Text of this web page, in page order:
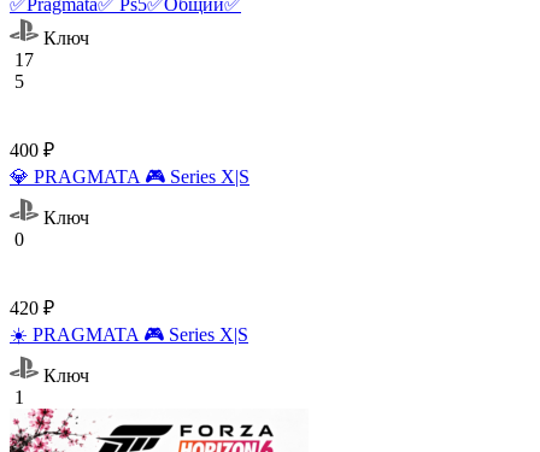
✅Pragmata✅ Ps5✅Общий✅
Ключ
17
5
400 ₽
💎 PRAGMATA 🎮 Series X|S
Ключ
0
420 ₽
☀️ PRAGMATA 🎮 Series X|S
Ключ
1